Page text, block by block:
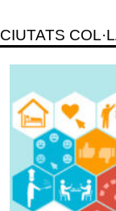
CIUTATS